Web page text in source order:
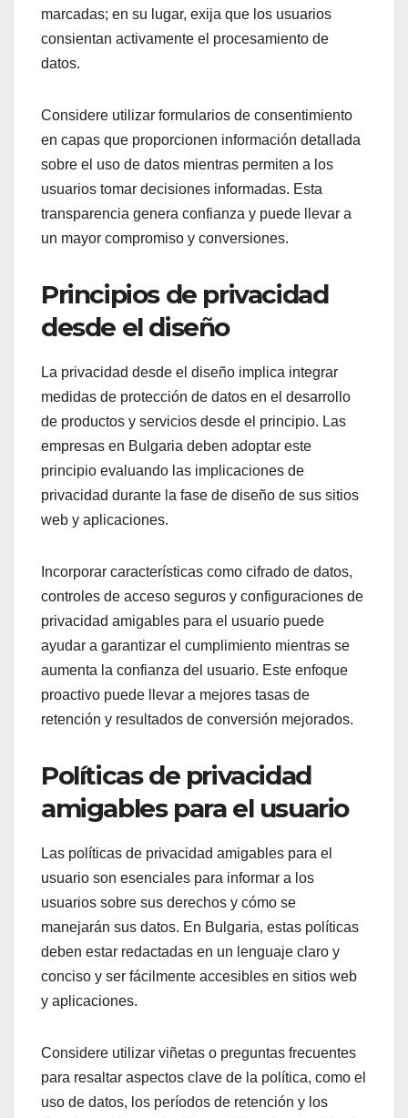
marcadas; en su lugar, exija que los usuarios
consientan activamente el procesamiento de
datos.
Considere utilizar formularios de consentimiento
en capas que proporcionen información detallada
sobre el uso de datos mientras permiten a los
usuarios tomar decisiones informadas. Esta
transparencia genera confianza y puede llevar a
un mayor compromiso y conversiones.
Principios de privacidad
desde el diseño
La privacidad desde el diseño implica integrar
medidas de protección de datos en el desarrollo
de productos y servicios desde el principio. Las
empresas en Bulgaria deben adoptar este
principio evaluando las implicaciones de
privacidad durante la fase de diseño de sus sitios
web y aplicaciones.
Incorporar características como cifrado de datos,
controles de acceso seguros y configuraciones de
privacidad amigables para el usuario puede
ayudar a garantizar el cumplimiento mientras se
aumenta la confianza del usuario. Este enfoque
proactivo puede llevar a mejores tasas de
retención y resultados de conversión mejorados.
Políticas de privacidad
amigables para el usuario
Las políticas de privacidad amigables para el
usuario son esenciales para informar a los
usuarios sobre sus derechos y cómo se
manejarán sus datos. En Bulgaria, estas políticas
deben estar redactadas en un lenguaje claro y
conciso y ser fácilmente accesibles en sitios web
y aplicaciones.
Considere utilizar viñetas o preguntas frecuentes
para resaltar aspectos clave de la política, como el
uso de datos, los períodos de retención y los